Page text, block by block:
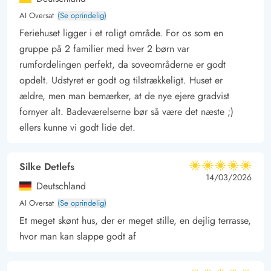
slappe af og nyde ferien fra havemøblerne og liggestole.
Imens kan børnene lege i haven, hvor der desuden står en
sandkasse og et gyngestativ klar til dem. Også ferieaftenerne
kan I tilbringe udendørs. På sommerhusets terrasse har I nemlig
en grill, som I kan tilberede lækre middage på i løbet af jeres
ferie.
Tag på ferie og besøg Vesterhavet og Søndervig
Vesterhavet ligger 1,5 kilometer fra jeres ferieadresse på
Vesterhavet på jeres ferie. På en varm sommerdag kan I bade i
Vesterhavets blå bølger eller slappe af på stranden, og hele
året rundt kan I nyde lange gåture på de smukke sandstrande.
I løbet af jeres ferie kan I købe ind i Søndervig, hvor der både
er et supermarked og specialbutikker, I kan handle ind hos.
Derudover byder byen også på skønne spisesteder, I kan
AI Oversat (Se oprindelig)
Feriehuset ligger i et roligt område. For os som en
gruppe på 2 familier med hver 2 børn var
rumfordelingen perfekt, da soveområderne er godt
opdelt. Udstyret er godt og tilstrækkeligt. Huset er
ældre, men man bemærker, at de nye ejere gradvist
fornyer alt. Badeværelserne bør så være det næste ;)
ellers kunne vi godt lide det.
Silke Detlefs
Deutschland
AI Oversat (Se oprindelig)
5 ud af 5
5 ud af 5
5 out of 5
14/03/2026
Et meget skønt hus, der er meget stille, en dejlig terrasse,
hvor man kan slappe godt af